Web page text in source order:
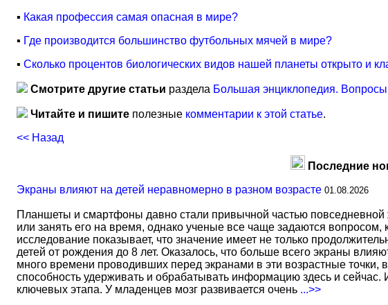
▪ Какая профессия самая опасная в мире?
▪ Где производится большинство футбольных мячей в мире?
▪ Сколько процентов биологических видов нашей планеты открыто и
Смотрите другие статьи раздела Большая энциклопедия.
Читайте и пишите полезные комментарии к этой статье.
<< Назад
Последние
Экраны влияют на детей неравномерно в разном возрасте 01.08.2026
Планшеты и смартфоны давно стали привычной частью
или занять его на время, однако ученые все чаще задаются
исследование показывает, что значение имеет не только
детей от рождения до 8 лет. Оказалось, что больше всего экраны
много времени проводивших перед экранами в эти возрастные точки,
способность удерживать и обрабатывать информацию здесь и
ключевых этапа. У младенцев мозг развивается очень ...>>